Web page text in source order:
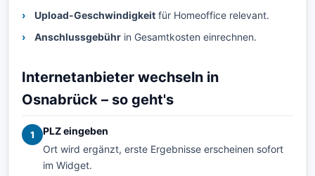
Upload-Geschwindigkeit für Homeoffice relevant.
Anschlussgebühr in Gesamtkosten einrechnen.
Internetanbieter wechseln in
Osnabrück – so geht's
1
PLZ eingeben
Ort wird ergänzt, erste Ergebnisse erscheinen sofort
im Widget.